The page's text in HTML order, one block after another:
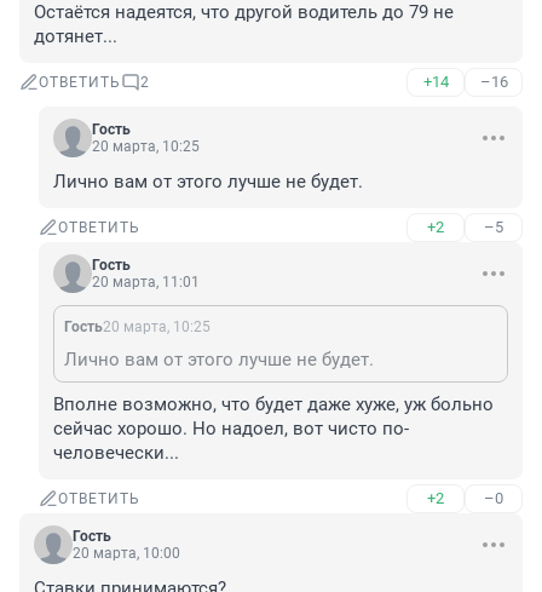
Остаётся надеятся, что другой водитель до 79 не
дотянет...
ОТВЕТИТЬ 2 +14 –16
Гость
20 марта, 10:25
Лично вам от этого лучше не будет.
ОТВЕТИТЬ +2 –5
Гость
20 марта, 11:01
Гость20 марта, 10:25
Лично вам от этого лучше не будет.
Вполне возможно, что будет даже хуже, уж больно
сейчас хорошо. Но надоел, вот чисто по-
человечески...
ОТВЕТИТЬ +2 –0
Гость
20 марта, 10:00